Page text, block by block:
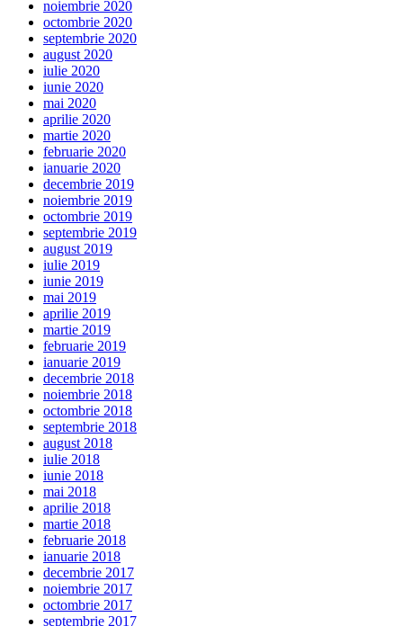
noiembrie 2020
octombrie 2020
septembrie 2020
august 2020
iulie 2020
iunie 2020
mai 2020
aprilie 2020
martie 2020
februarie 2020
ianuarie 2020
decembrie 2019
noiembrie 2019
octombrie 2019
septembrie 2019
august 2019
iulie 2019
iunie 2019
mai 2019
aprilie 2019
martie 2019
februarie 2019
ianuarie 2019
decembrie 2018
noiembrie 2018
octombrie 2018
septembrie 2018
august 2018
iulie 2018
iunie 2018
mai 2018
aprilie 2018
martie 2018
februarie 2018
ianuarie 2018
decembrie 2017
noiembrie 2017
octombrie 2017
septembrie 2017